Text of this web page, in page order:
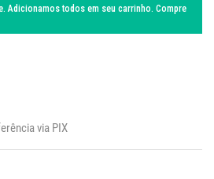
Adicionamos todos em seu carrinho. Compre
via PIX